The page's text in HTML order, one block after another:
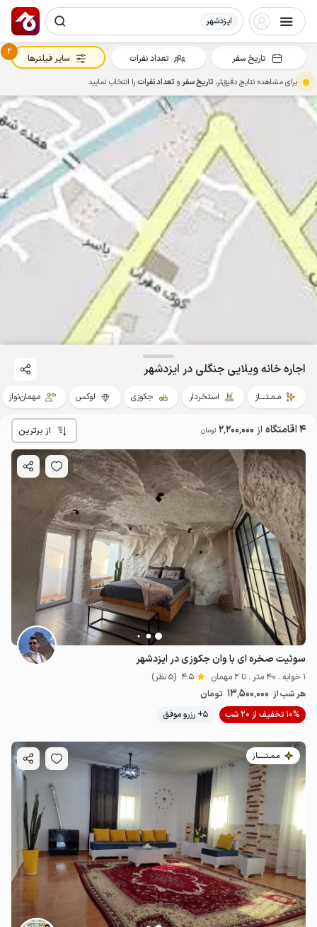
ایزدشهر
12.5 میلیون ت 4.4
اجاره خانه ویلایی جنگلی در ایزدشهر
مـمـتــــاز استخردار جکوزی لوکس مهمان‌نواز
4 اقامتگاه از 2٬200٬000 تومان از برترین
سوئیت صخره ای با وان جکوزی در ایزدشهر
1 خوابه . 40 متر . تا 2 مهمان 4.5 (5 نظر)
هر شب از 13٬500٬000 تومان
10% تخفیف از 20 شب
5+ رزرو موفق
مـمـتــــــاز
تاریخ سفر تعداد نفرات
2
سایر فیلترها
برای مشاهده نتایج دقیق‌تر، تاریخ سفرو تعداد نفراترا انتخاب نمایید